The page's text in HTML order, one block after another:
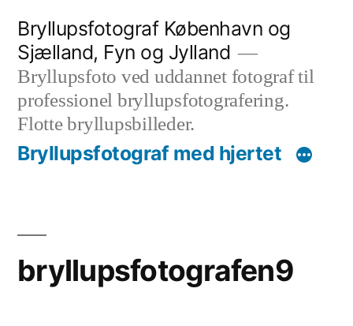
indhold
Bryllupsfotograf København og
Sjælland, Fyn og Jylland
Bryllupsfoto ved uddannet fotograf til
professionel bryllupsfotografering.
Flotte bryllupsbilleder.
Bryllupsfotograf med hjertet
bryllupsfotografen9